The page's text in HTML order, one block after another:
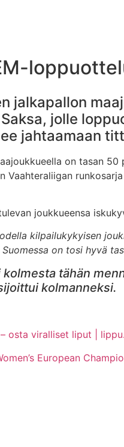
jalkapallon
jolle
jahtaamaan
on tasan
Vaahteraliigan
joukkueensa
kilpailukykyisen
on tosi hyvä
tähän
kolmanneksi.
osta viralliset liput |
European